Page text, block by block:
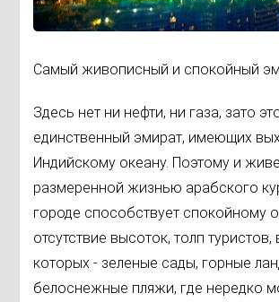
Самый живописный и спокойный
Здесь нет ни нефти, ни газа, зато
единственный эмират, имеющих
Индийскому океану. Поэтому и
размеренной жизнью арабского
городе способствует спокойному
отсутствие высоток, толп туристов,
которых - зеленые сады, горные
белоснежные пляжи, где нередко